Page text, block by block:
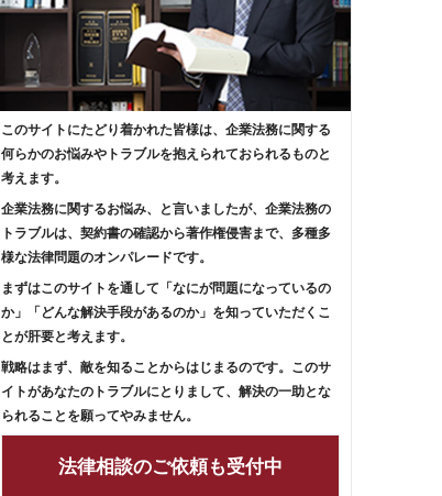
このサイトにたどり着かれた皆様は、企業法務に関する
何らかのお悩みやトラブルを抱えられておられるものと
考えます。
企業法務に関するお悩み、と言いましたが、企業法務の
トラブルは、契約書の確認から著作権侵害まで、多種多
様な法律問題のオンパレードです。
まずはこのサイトを通して「なにが問題になっているの
か」「どんな解決手段があるのか」を知っていただくこ
とが肝要と考えます。
戦略はまず、敵を知ることからはじまるのです。このサ
イトがあなたのトラブルにとりまして、解決の一助とな
られることを願ってやみません。
法律相談のご依頼も受付中